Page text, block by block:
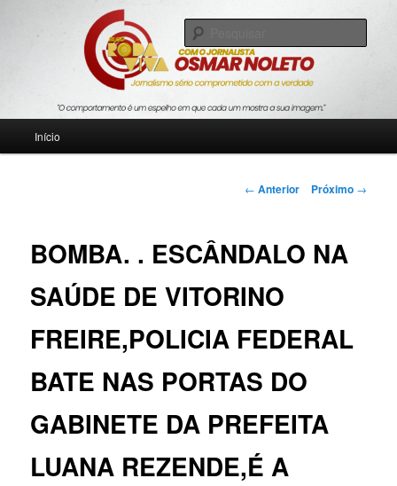
Blog Roda Viva
Jornalismo sério comprometido com a verdade
Início
Navegação
← Anterior Próximo →
BOMBA. . ESCÂNDALO NA
SAÚDE DE VITORINO
FREIRE,POLICIA FEDERAL
BATE NAS PORTAS DO
GABINETE DA PREFEITA
LUANA REZENDE,É A